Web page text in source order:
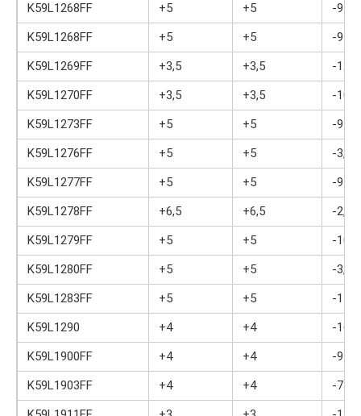
K59L1268FF
+5 +5
-9
K59L1268FF
+5 +5
-9
K59L1269FF
+3,5 +3,5
-12
K59L1270FF
+3,5 +3,5
-10
K59L1273FF
+5 +5
-9
K59L1276FF
+5 +5
-3,5
K59L1277FF
+5 +5
-9
K59L1278FF
+6,5 +6,5
-2,5
K59L1279FF
+5 +5
-10
K59L1280FF
+5 +5
-3,5
K59L1283FF
+5 +5
-11
K59L1290
+4 +4
-16
K59L1900FF
+4 +4
-9
K59L1903FF
+4 +4
-7